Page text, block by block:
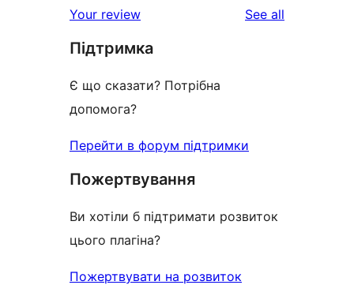
reviews
star
reviews
Your review See all
Підтримка
Є що сказати? Потрібна
допомога?
Перейти в форум підтримки
Пожертвування
Ви хотіли б підтримати розвиток
цього плагіна?
Пожертвувати на розвиток